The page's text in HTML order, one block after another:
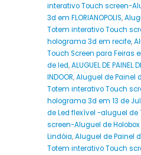
interativo Touch screen-
3d em FLORIANOPOLIS,
Totem interativo Touch
holograma 3d em recife,
Touch Screen para Feiras
de led,ALUGUEL DE PAINEL
INDOOR,Aluguel de Painel
Totem interativo Touch
holograma 3d em 13 de
de Led flexível -aluguel
screen-Aluguel de
Lindóia,Aluguel de Painel
Totem interativo Touch